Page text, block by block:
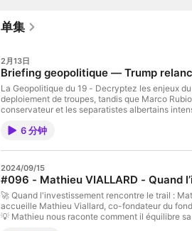
单集
2月13日
Briefing geopolitique — Trump
La Geopolitique du 19 - Decryptez les enjeux
deploiement de troupes, tandis que Marco
conservateur et les separatistes albertains intensifient leur campagne
NORD6 分钟
2024/09/15
#096 - Mathieu VIALLARD - Quand
🚀 Quand l'investissement rencontre le trail :
accueille Mathieu Viallard, co-fondateur du
💡 Mathieu nous raconte comment il équilibre